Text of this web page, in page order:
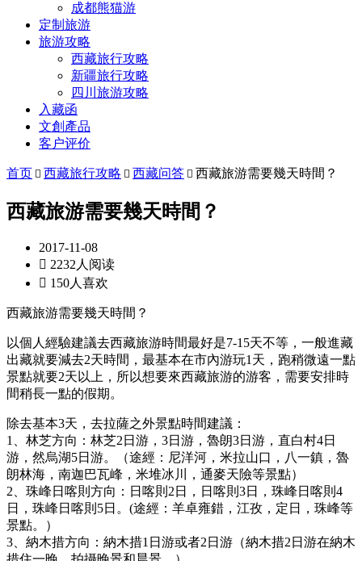
成都熊猫游
定制旅游
旅游攻略
西藏旅行攻略
新疆旅行攻略
四川旅游攻略
入藏函
文創產品
客户评价
首页  西藏旅行攻略  西藏问答  西藏旅游需要幾天時間？
西藏旅游需要幾天時間？
2017-11-08
 2232人阅读
 150人喜欢
西藏旅游需要幾天時間？
以個人經驗建議去西藏旅游時間最好是7-15天不等，一般進藏
出藏就要減去2天時間，最基本在市內游玩1天，跑稍微遠一點
景點就要2天以上，所以想要來西藏旅游的游客，需要安排時
間稍長一點的假期。
除去基本3天，去拉薩之外景點時間建議：
1、林芝方向：林芝2日游，3日游，魯朗3日游，直白村4日
游，然烏湖5日游。（途經：尼洋河，米拉山口，八一鎮，魯
朗林海，南迦巴瓦峰，米堆冰川，通麥天險等景點）
2、珠峰日喀則方向：日喀則2日，日喀則3日，珠峰日喀則4
日，珠峰日喀則5日。(途經：羊卓雍錯，江孜，定日，珠峰等
景點。）
3、納木措方向：納木措1日游或者2日游（納木措2日游在納木